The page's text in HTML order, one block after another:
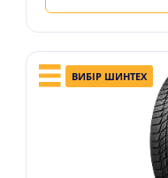
ВИБІР ШИНТЕХ